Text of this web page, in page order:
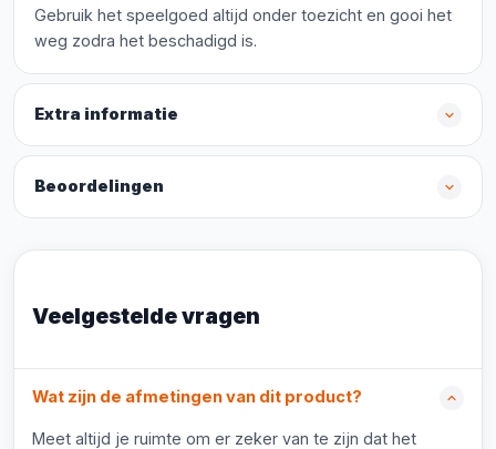
Gebruik het speelgoed altijd onder toezicht en gooi het
weg zodra het beschadigd is.
Extra informatie
Beoordelingen
Veelgestelde vragen
Wat zijn de afmetingen van dit product?
Meet altijd je ruimte om er zeker van te zijn dat het